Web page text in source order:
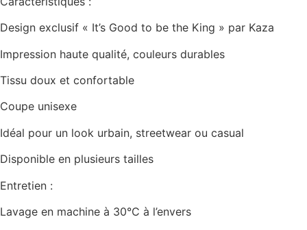
Design exclusif « It’s Good to be the King » par Kaza
Impression haute qualité, couleurs durables
Tissu doux et confortable
Coupe unisexe
Idéal pour un look urbain, streetwear ou casual
Disponible en plusieurs tailles
Entretien :
Lavage en machine à 30°C à l’envers